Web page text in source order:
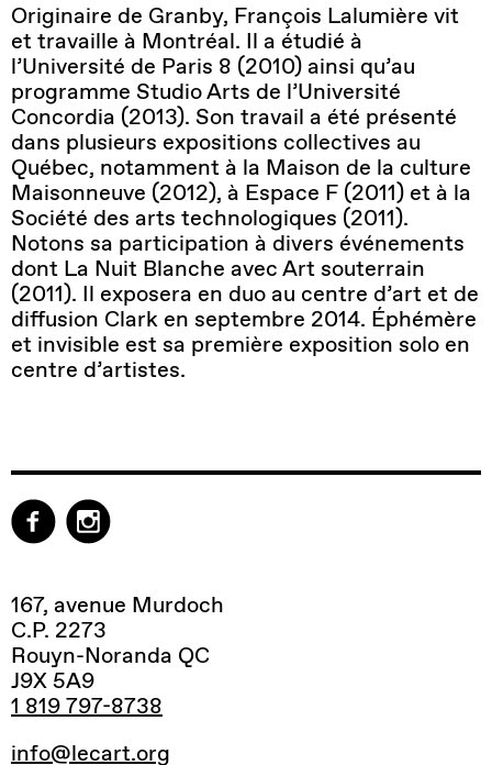
Originaire de Granby, François Lalumière vit
et travaille à Montréal. Il a étudié à
l’Université de Paris 8 (2010) ainsi qu’au
programme Studio Arts de l’Université
Concordia (2013). Son travail a été présenté
dans plusieurs expositions collectives au
Québec, notamment à la Maison de la culture
Maisonneuve (2012), à Espace F (2011) et à la
Société des arts technologiques (2011).
Notons sa participation à divers événements
dont La Nuit Blanche avec Art souterrain
(2011). Il exposera en duo au centre d’art et de
diffusion Clark en septembre 2014. Éphémère
et invisible est sa première exposition solo en
centre d’artistes.
167, avenue Murdoch
C.P. 2273
Rouyn-Noranda QC
J9X 5A9
1 819 797-8738
info@lecart.org